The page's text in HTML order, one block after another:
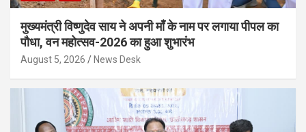
मुख्यमंत्री विष्णुदेव साय ने अपनी माँ के नाम पर लगाया पीपल का
पौधा, वन महोत्सव-2026 का हुआ शुभारंभ
August 5, 2026 News Desk